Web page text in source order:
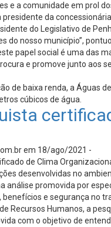
e a comunidade em prol
da
do Legislativo de
nosso município”,
papel social é uma das
e promove junto aos
de baixa renda, a
cúbicos de água.
em 18/ago/2021 -
de Clima
desenvolvidas no
análise promovida por
e segurança no
Recursos Humanos, a
com o objetivo de